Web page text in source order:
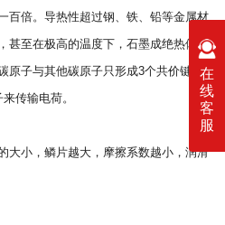
百倍。导热性超过钢、铁、铅等金属材
甚至在极高的温度下，石墨成绝热体。
原子与其他碳原子只形成3个共价键，
传输电荷。
大小，鳞片越大，摩擦系数越小，润滑
在
线
客
服